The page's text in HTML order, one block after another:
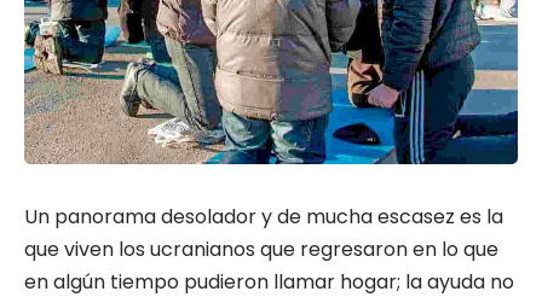
Un panorama desolador y de mucha escasez es la
que viven los ucranianos que regresaron en lo que
en algún tiempo pudieron llamar hogar; la ayuda no